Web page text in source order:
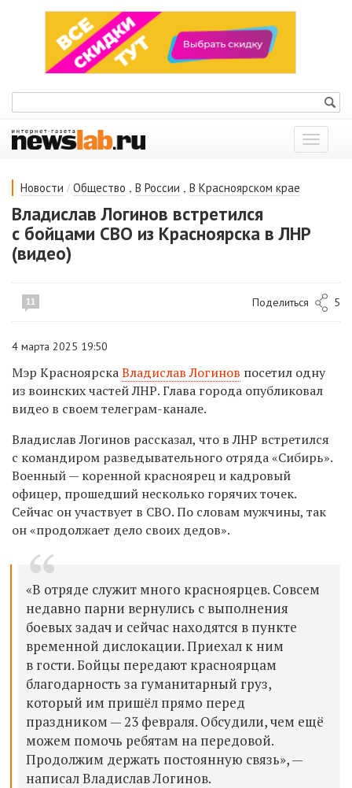
Показать
меню
Новости / Общество , В России , В Красноярском крае
Владислав Логинов встретился
с бойцами СВО из Красноярска в ЛНР
(видео)
11 Поделиться 5
4 марта 2025 19:50
Мэр КрасноярскаВладислав Логинов посетил одну
из воинских частей ЛНР. Глава города опубликовал
видео в своем телеграм-канале.
Владислав Логинов рассказал, что в ЛНР встретился
с командиром разведывательного отряда «Сибирь».
Военный — коренной красноярец и кадровый
офицер, прошедший несколько горячих точек.
Сейчас он участвует в СВО. По словам мужчины, так
он «продолжает дело своих дедов».
«В отряде служит много красноярцев. Совсем
недавно парни вернулись с выполнения
боевых задач и сейчас находятся в пункте
временной дислокации. Приехал к ним
в гости. Бойцы передают красноярцам
благодарность за гуманитарный груз,
который им пришёл прямо перед
праздником — 23 февраля. Обсудили, чем ещё
можем помочь ребятам на передовой.
Продолжим держать постоянную связь», —
написал Владислав Логинов.